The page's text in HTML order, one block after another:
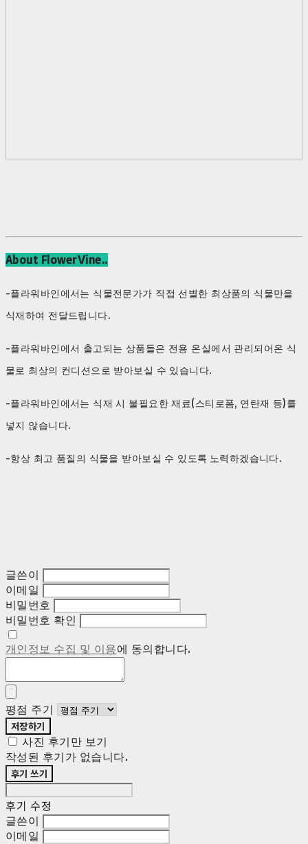
About FlowerVine..
-플라워바인에서는 식물전문가가 직접 선별한 최상품의 식물만을
식재하여 전달드립니다.
-플라워바인에서 출고되는 상품들은 전용 온실에서 관리되어온 식
물로 최상의 컨디션으로 받아보실 수 있습니다.
-플라워바인에서는 식재 시 불필요한 재료(스티로폼, 연탄재 등)를
넣지 않습니다.
-항상 최고 품질의 식물을 받아보실 수 있도록 노력하겠습니다.
글쓴이
이메일
비밀번호
비밀번호 확인
개인정보 수집 및 이용에 동의합니다.
평점 주기
저장하기
사진 후기만 보기
작성된 후기가 없습니다.
후기 쓰기
후기 수정
글쓴이
이메일